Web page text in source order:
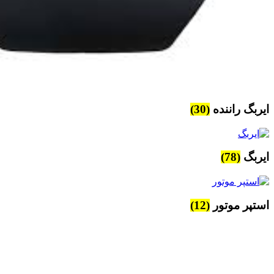
ایربگ راننده (30)
ایربگ (78)
استپر موتور (12)